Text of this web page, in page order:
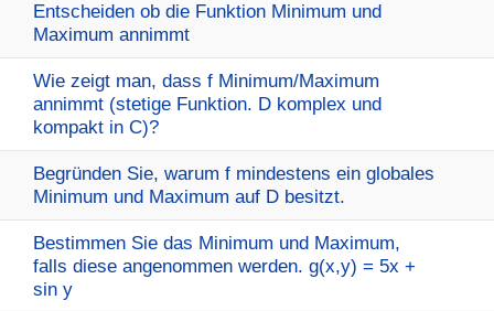
Entscheiden ob die Funktion Minimum und
Maximum annimmt
Wie zeigt man, dass f Minimum/Maximum
annimmt (stetige Funktion. D komplex und
kompakt in C)?
Begründen Sie, warum f mindestens ein globales
Minimum und Maximum auf D besitzt.
Bestimmen Sie das Minimum und Maximum,
falls diese angenommen werden. g(x,y) = 5x +
sin y